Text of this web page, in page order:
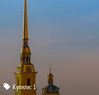
Купили: 1